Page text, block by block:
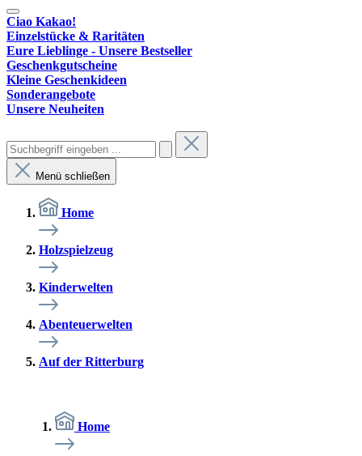
Ciao Kakao!
Einzelstücke & Raritäten
Eure Lieblinge - Unsere Bestseller
Geschenkgutscheine
Kleine Geschenkideen
Sonderangebote
Unsere Neuheiten
Menü schließen
Home
Holzspielzeug
Kinderwelten
Abenteuerwelten
Auf der Ritterburg
Home